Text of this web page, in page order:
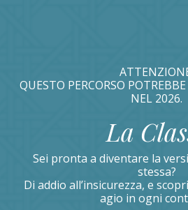
QUESTO PERCORSO
NEL 2026.
La
Sei pronta a diventare la
stessa?
Di addio all’insicurezza, e
agio in ogni